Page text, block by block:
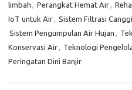
limbah , Perangkat Hemat Air,
IoT untuk Air, Sistem Filtrasi
Sistem Pengumpulan Air Hujan ,
Konservasi Air, Teknologi
Peringatan Dini Banjir